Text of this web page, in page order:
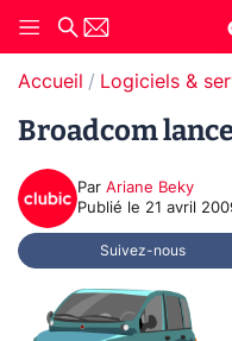
Accueil Logiciels &
Broadcom
Par Ariane Beky
Publié le 21 avril
Suivez-nous